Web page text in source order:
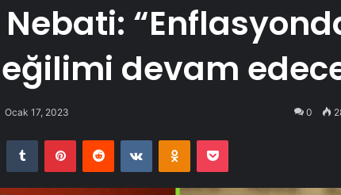
devam
Ocak 17, 2023 0
LinkedInTumblr PinterestReddit VKontakteOdnoklassniki
Pocket